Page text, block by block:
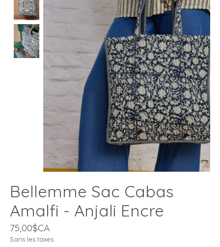
Bellemme Sac Cabas
Amalfi - Anjali Encre
75,00$CA
Sans les taxes